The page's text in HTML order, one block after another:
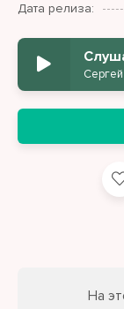
Дата релиза:
На